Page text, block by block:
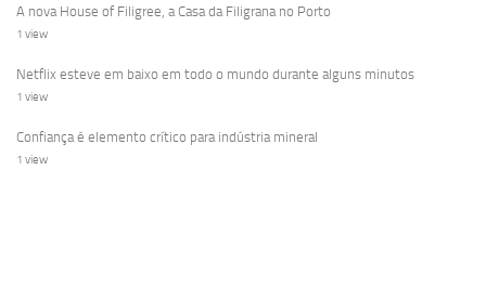
A nova House of Filigree, a Casa da Filigrana no Porto
1 view
Netflix esteve em baixo em todo o mundo durante alguns minutos
1 view
Confiança é elemento crítico para indústria mineral
1 view